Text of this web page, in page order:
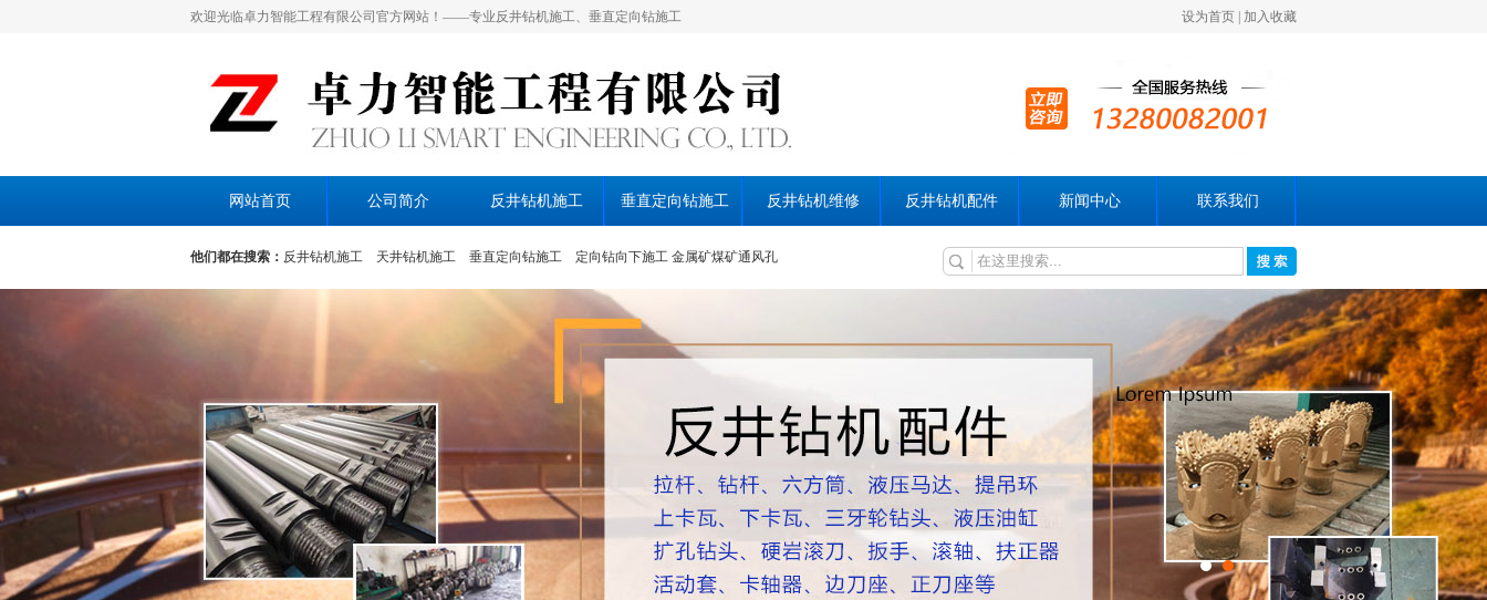
欢迎光临卓力智能工程有限公司官方网站！——专业反井钻机施工、垂直定向钻施工 设为首页 加入收藏
网站首页 公司简介 反井钻机施工 垂直定向钻施工 反井钻机维修 反井钻机配件 新闻中心 联系我们
他们都在搜索： 反井钻机施工 天井钻机施工 垂直定向钻施工 定向钻向下施工 金属矿煤矿通风孔